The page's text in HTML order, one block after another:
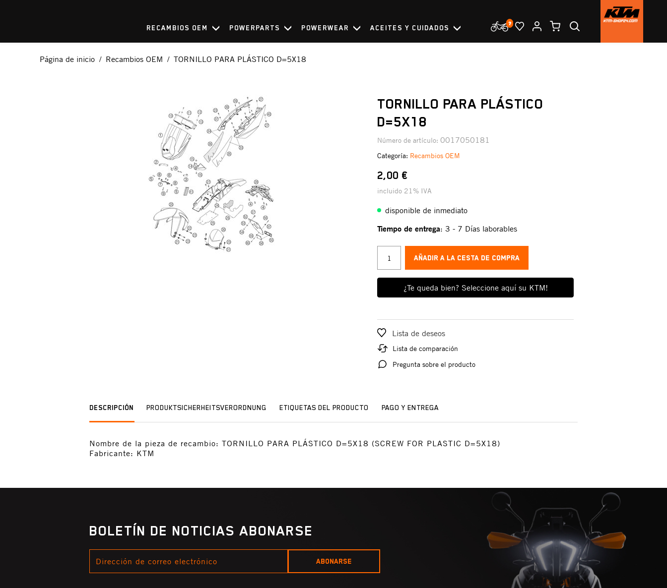
RECAMBIOS OEM POWERPARTS POWERWEAR ACEITES Y CUIDADOS
Página de inicio Recambios OEM TORNILLO PARA PLÁSTICO D=5X18
TORNILLO PARA PLÁSTICO
D=5X18
Número de artículo: 0017050181
Categoría: Recambios OEM
2,00 €
incluido 21% IVA
disponible de inmediato
Tiempo de entrega: 3 - 7 Días laborables
¿Te queda bien? Seleccione aquí su KTM!
AÑADIR A LA CESTA DE COMPRA
Lista de deseos
Lista de comparación
Pregunta sobre el producto
DESCRIPCIÓN PRODUKTSICHERHEITSVERORDNUNG ETIQUETAS DEL PRODUCTO PAGO Y ENTREGA
Nombre de la pieza de recambio: TORNILLO PARA PLÁSTICO D=5X18 (SCREW FOR PLASTIC D=5X18)
Fabricante: KTM
BOLETÍN DE NOTICIAS ABONARSE
ABONARSE